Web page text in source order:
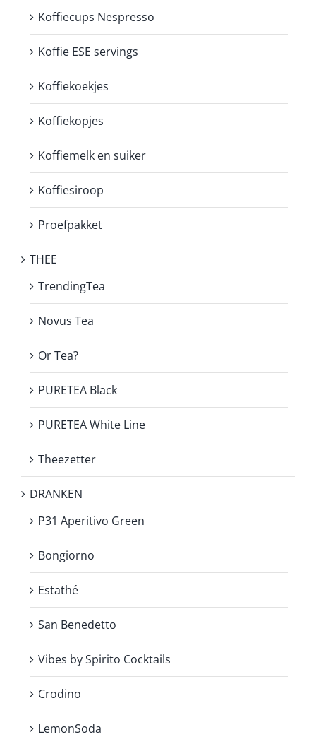
Koffiecups Nespresso
Koffie ESE servings
Koffiekoekjes
Koffiekopjes
Koffiemelk en suiker
Koffiesiroop
Proefpakket
THEE
TrendingTea
Novus Tea
Or Tea?
PURETEA Black
PURETEA White Line
Theezetter
DRANKEN
P31 Aperitivo Green
Bongiorno
Estathé
San Benedetto
Vibes by Spirito Cocktails
Crodino
LemonSoda